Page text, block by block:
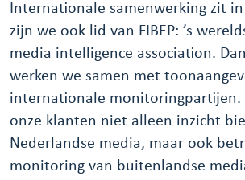
Internationale samenwerking zit in
zijn we ook lid van FIBEP: ’s
media intelligence association.
werken we samen met
internationale monitoringpartijen.
onze klanten niet alleen inzicht
Nederlandse media, maar ook
monitoring van buitenlandse